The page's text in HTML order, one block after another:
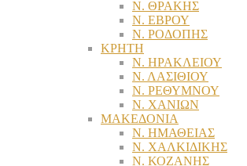
Ν. ΘΡΑΚΗΣ
Ν. ΕΒΡΟΥ
Ν. ΡΟΔΟΠΗΣ
ΚΡΗΤΗ
Ν. ΗΡΑΚΛΕΙΟΥ
Ν. ΛΑΣΙΘΙΟΥ
Ν. ΡΕΘΥΜΝΟΥ
Ν. ΧΑΝΙΩΝ
ΜΑΚΕΔΟΝΙΑ
Ν. ΗΜΑΘΕΙΑΣ
Ν. ΧΑΛΚΙΔΙΚΗΣ
Ν. ΚΟΖΑΝΗΣ